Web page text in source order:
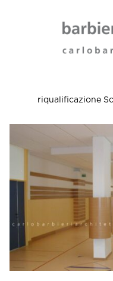
riqualificazione